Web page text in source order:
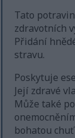
Tato
zdravotních
Přidání
stravu.
Poskytuje
Její zdravé
Může také
bohatou